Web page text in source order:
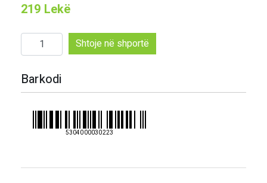
219 Lekë
Sasi
Ehw
pako
Shtoje në shportë
Barkodi
5304000030223